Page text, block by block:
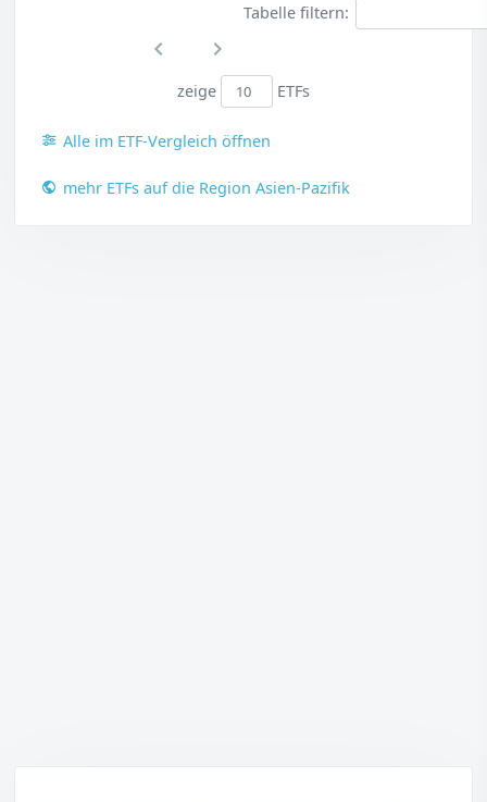
Tabelle filtern:
zeige ETFs
Alle im ETF-Vergleich öffnen
mehr ETFs auf die Region Asien-Pazifik